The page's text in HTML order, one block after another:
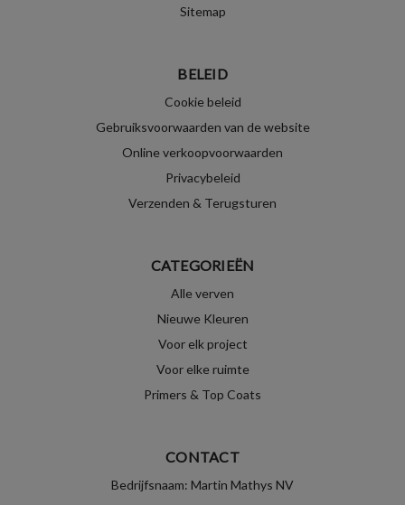
Sitemap
BELEID
Cookie beleid
Gebruiksvoorwaarden van de website
Online verkoopvoorwaarden
Privacybeleid
Verzenden & Terugsturen
CATEGORIEËN
Alle verven
Nieuwe Kleuren
Voor elk project
Voor elke ruimte
Primers & Top Coats
CONTACT
Bedrijfsnaam: Martin Mathys NV